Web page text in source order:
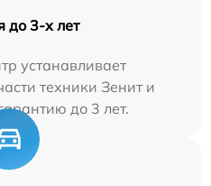
до 3-х лет
устанавливает
техники Зенит и
до 3 лет.